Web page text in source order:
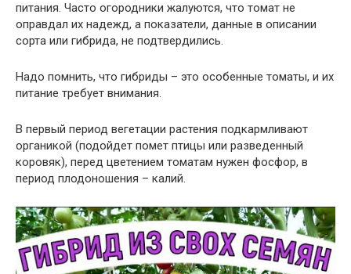
питания. Часто огородники жалуются, что томат не
оправдал их надежд, а показатели, данные в описании
сорта или гибрида, не подтвердились.
Надо помнить, что гибриды – это особенные томаты, и их
питание требует внимания.
В первый период вегетации растения подкармливают
органикой (подойдет помет птицы или разведенный
коровяк), перед цветением томатам нужен фосфор, в
период плодоношения – калий.